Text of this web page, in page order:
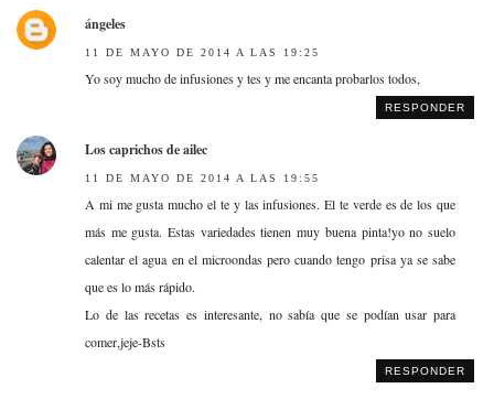
ángeles
11 DE MAYO DE 2014 A LAS 19:25
Yo soy mucho de infusiones y tes y me encanta probarlos todos,
RESPONDER
Los caprichos de ailec
11 DE MAYO DE 2014 A LAS 19:55
A mi me gusta mucho el te y las infusiones. El te verde es de los que
más me gusta. Estas variedades tienen muy buena pinta!yo no suelo
calentar el agua en el microondas pero cuando tengo prisa ya se sabe
que es lo más rápido.
Lo de las recetas es interesante, no sabía que se podían usar para
comer,jeje-Bsts
RESPONDER